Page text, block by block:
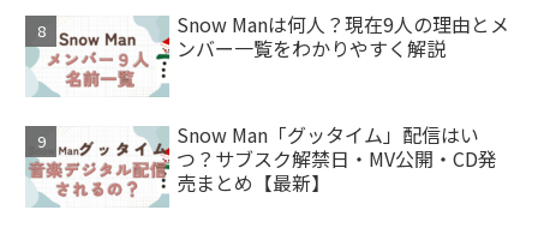
Snow Manは何人？現在9人の理由とメ
ンバー一覧をわかりやすく解説
Snow Man「グッタイム」配信はい
つ？サブスク解禁日・MV公開・CD発
売まとめ【最新】